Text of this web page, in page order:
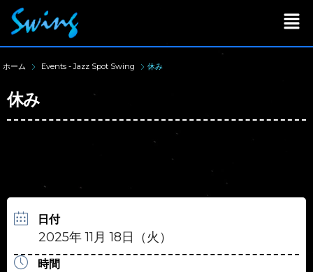
ホーム Events - Jazz Spot Swing 休み
休み
日付
2025年 11月 18日（火）
時間